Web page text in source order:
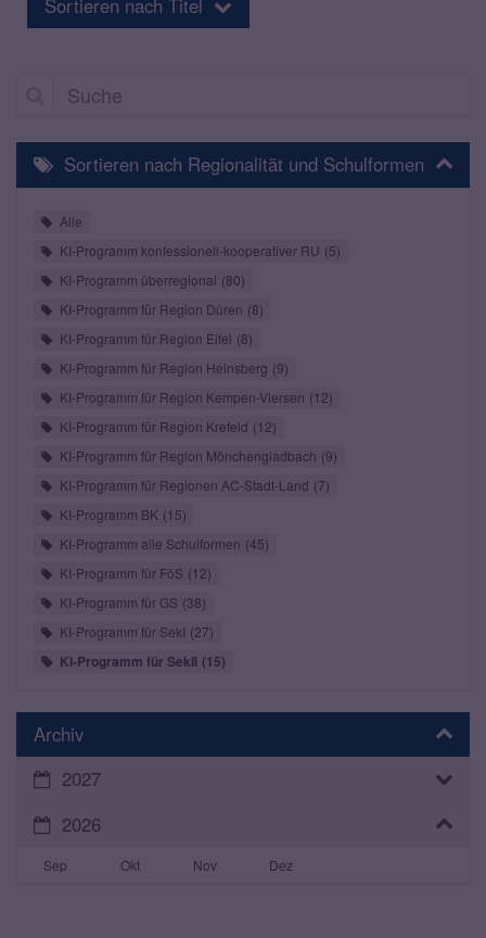
Sortieren nach Regionalität und Schulformen
Alle
KI-Programm konfessionell-kooperativer RU 5
KI-Programm überregional 80
KI-Programm für Region Düren 8
KI-Programm für Region Eifel 8
KI-Programm für Region Heinsberg 9
KI-Programm für Region Kempen-Viersen
12
KI-Programm für Region Krefeld
12
KI-Programm für Region Mönchengladbach 9
KI-Programm für Regionen AC-Stadt-Land 7
KI-Programm BK
15
KI-Programm alle Schulformen 45
KI-Programm für FöS
12
KI-Programm für GS 38
KI-Programm für SekI 27
KI-Programm für SekII 15
Archiv
2027
2026
Sep Okt Nov Dez